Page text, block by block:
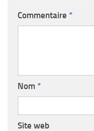
Commentaire *
Nom *
Site web